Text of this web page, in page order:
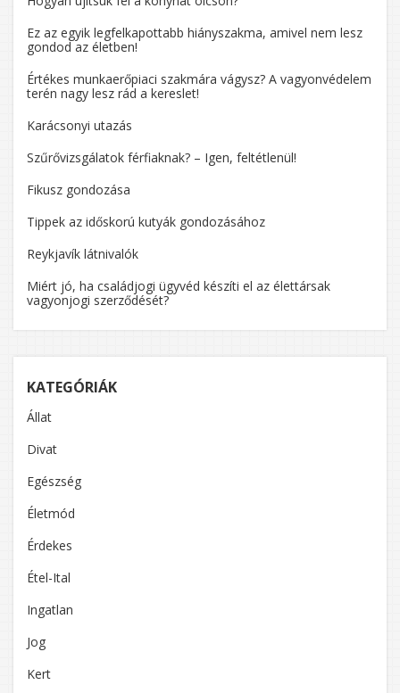
Ez az egyik legfelkapottabb hiányszakma, amivel nem lesz
gondod az életben!
Értékes munkaerőpiaci szakmára vágysz? A vagyonvédelem
terén nagy lesz rád a kereslet!
Karácsonyi utazás
Szűrővizsgálatok férfiaknak? – Igen, feltétlenül!
Fikusz gondozása
Tippek az időskorú kutyák gondozásához
Reykjavík látnivalók
Miért jó, ha családjogi ügyvéd készíti el az élettársak
vagyonjogi szerződését?
KATEGÓRIÁK
Állat
Divat
Egészség
Életmód
Érdekes
Étel-Ital
Ingatlan
Jog
Kert